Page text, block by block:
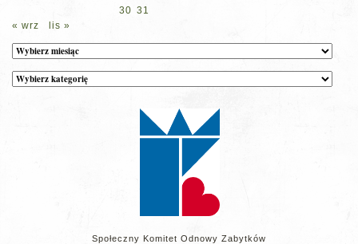
30 31
« wrz
lis »
Archiwum
Kategorie
wpisów
Społeczny Komitet Odnowy Zabytków